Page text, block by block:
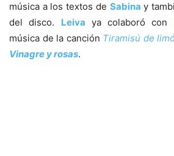
música a los textos de Sabina y
del disco. Leiva ya colaboró con
música de la canción Tiramisú de
Vinagre y rosas.